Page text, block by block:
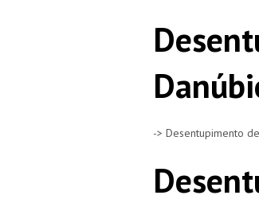
-> Desentupimento